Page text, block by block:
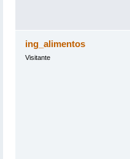
ing_alimentos
Visitante